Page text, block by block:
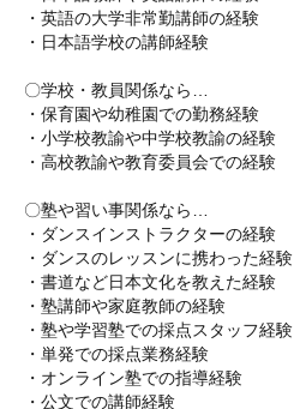
・英語の大学非常勤講師の経験
・日本語学校の講師経験
〇学校・教員関係なら…
・保育園や幼稚園での勤務経験
・小学校教諭や中学校教諭の経験
・高校教諭や教育委員会での経験
〇塾や習い事関係なら…
・ダンスインストラクターの経験
・ダンスのレッスンに携わった経験
・書道など日本文化を教えた経験
・塾講師や家庭教師の経験
・塾や学習塾での採点スタッフ経験
・単発での採点業務経験
・オンライン塾での指導経験
・公文での講師経験